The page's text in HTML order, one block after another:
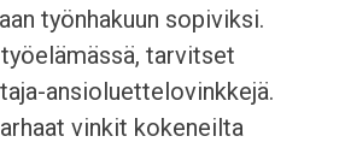
työnhakuun sopiviksi.
tarvitset
ansioluettelovinkkejä.
vinkit kokeneilta